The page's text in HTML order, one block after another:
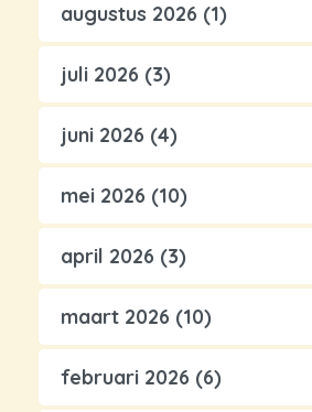
augustus 2026 (1)
juli 2026 (3)
juni 2026 (4)
mei 2026 (10)
april 2026 (3)
maart 2026 (10)
februari 2026 (6)